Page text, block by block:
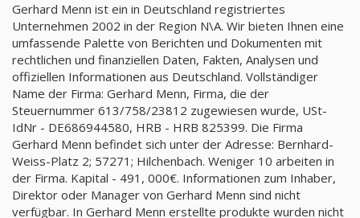
Gerhard Menn ist ein in Deutschland registriertes
Unternehmen 2002 in der Region N\A. Wir bieten Ihnen eine
umfassende Palette von Berichten und Dokumenten mit
rechtlichen und finanziellen Daten, Fakten, Analysen und
offiziellen Informationen aus Deutschland. Vollständiger
Name der Firma: Gerhard Menn, Firma, die der
Steuernummer 613/758/23812 zugewiesen wurde, USt-
IdNr - DE686944580, HRB - HRB 825399. Die Firma
Gerhard Menn befindet sich unter der Adresse: Bernhard-
Weiss-Platz 2; 57271; Hilchenbach. Weniger 10 arbeiten in
der Firma. Kapital - 491, 000€. Informationen zum Inhaber,
Direktor oder Manager von Gerhard Menn sind nicht
verfügbar. In Gerhard Menn erstellte produkte wurden nicht